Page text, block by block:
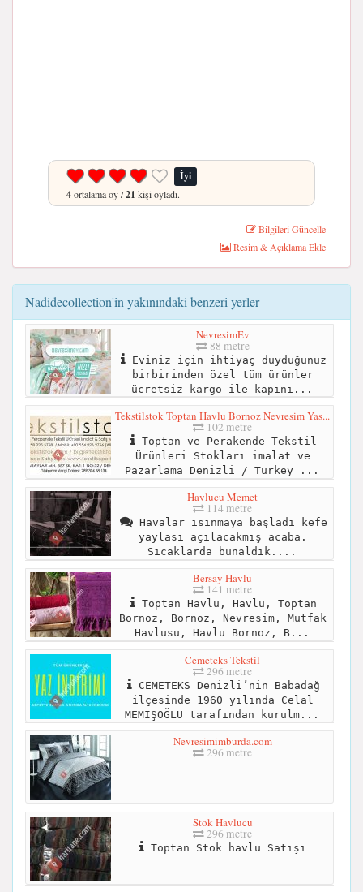
İyi
4ortalama oy /21 kişi oyladı.
Bilgileri Güncelle
Resim & Açıklama Ekle
Nadidecollection'in yakınındaki benzeri yerler
NevresimEv
88 metre
Eviniz için ihtiyaç duyduğunuz
birbirinden özel tüm ürünler
ücretsiz kargo ile kapını...
Tekstilstok Toptan Havlu Bornoz Nevresim Yas...
102 metre
Toptan ve Perakende Tekstil
Ürünleri Stokları imalat ve
Pazarlama Denizli / Turkey ...
Havlucu Memet
114 metre
Havalar ısınmaya başladı kefe
yaylası açılacakmış acaba.
Sıcaklarda bunaldık....
Bersay Havlu
141 metre
Toptan Havlu, Havlu, Toptan
Bornoz, Bornoz, Nevresim, Mutfak
Havlusu, Havlu Bornoz, B...
Cemeteks Tekstil
296 metre
CEMETEKS Denizli’nin Babadağ
ilçesinde 1960 yılında Celal
MEMİŞOĞLU tarafından kurulm...
Nevresimimburda.com
296 metre
Stok Havlucu
296 metre
Toptan Stok havlu Satışı